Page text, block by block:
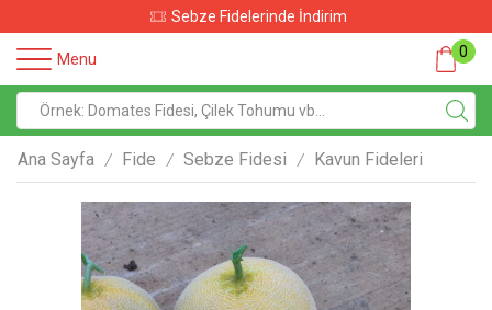
Sebze Fidelerinde İndirim
Menu 0
Ana Sayfa / Fide / Sebze Fidesi / Kavun Fideleri